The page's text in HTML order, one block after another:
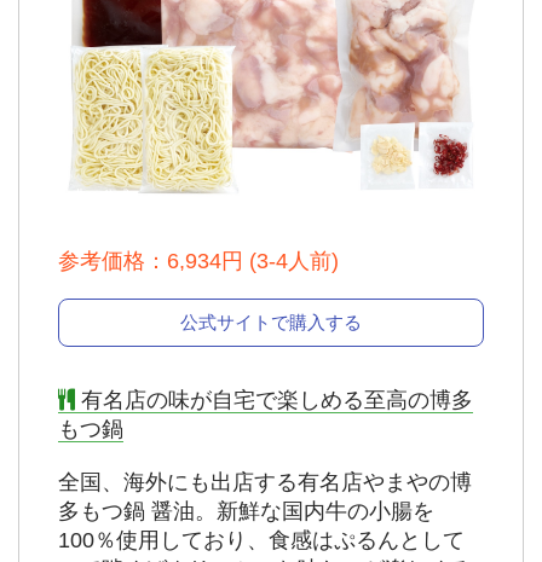
公式
参考価格：6,934円 (3-4人前)
公式サイトで購入する
有名店の味が自宅で楽しめる至高の博多
もつ鍋
全国、海外にも出店する有名店やまやの博
多もつ鍋 醤油。新鮮な国内牛の小腸を
100％使用しており、食感はぷるんとして